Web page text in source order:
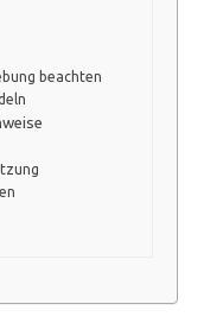
beachten